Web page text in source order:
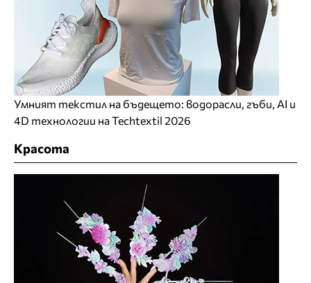
Умният текстил на бъдещето: водорасли, гъби, AI и
4D технологии на Techtextil 2026
Красота